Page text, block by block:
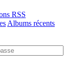
RSS
Albums récents